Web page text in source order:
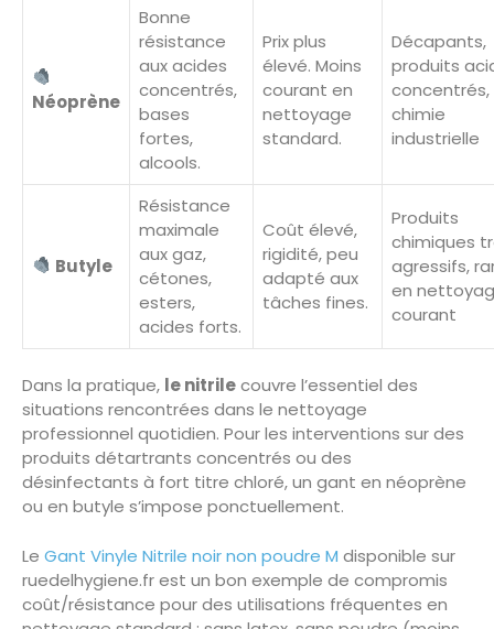
Néoprène
Bonne
résistance
aux acides
concentrés,
bases
fortes,
alcools.
Prix plus
élevé. Moins
courant en
nettoyage
standard.
Décapants,
produits
concentrés,
chimie
industrielle
Butyle
Résistance
maximale
aux gaz,
cétones,
esters,
acides forts.
Coût élevé,
rigidité, peu
adapté aux
tâches fines.
Produits
chimiques
agressifs,
en
courant
Dans la pratique, le nitrilecouvre l’essentiel des
situations rencontrées dans le nettoyage
professionnel quotidien. Pour les interventions sur des
produits détartrants concentrés ou des
désinfectants à fort titre chloré, un gant en néoprène
ou en butyle s’impose ponctuellement.
Le Gant Vinyle Nitrile noir non poudre M disponible sur
ruedelhygiene.fr est un bon exemple de compromis
coût/résistance pour des utilisations fréquentes en